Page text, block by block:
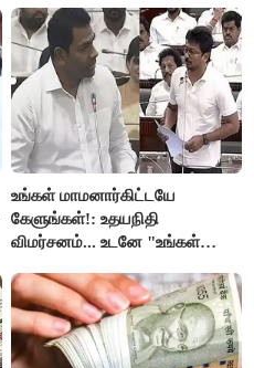
உங்கள் மாமனார்கிட்டயே
கேளுங்கள்!: உதயநிதி
விமர்சனம்... உடனே "உங்கள்
ஆதவ் அர்ஜுனா பதிலடி!